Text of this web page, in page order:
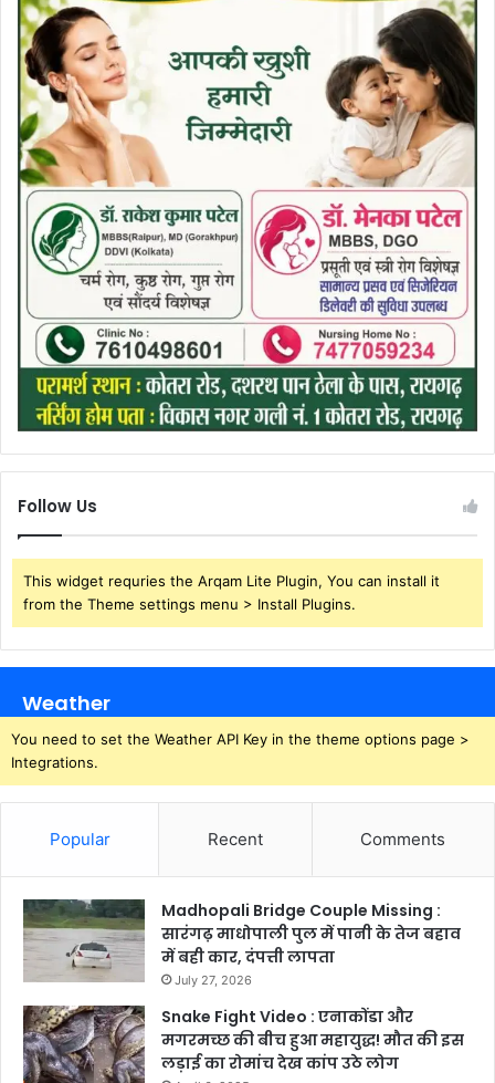
Follow Us
This widget requries the Arqam Lite Plugin, You can install it
from the Theme settings menu > Install Plugins.
Weather
You need to set the Weather API Key in the theme options page >
Integrations.
Popular Recent Comments
Madhopali Bridge Couple Missing :
सारंगढ़ माधोपाली पुल में पानी के तेज बहाव
में बही कार, दंपत्ती लापता
July 27, 2026
Snake Fight Video : एनाकोंडा और
मगरमच्छ की बीच हुआ महायुद्ध! मौत की इस
लड़ाई का रोमांच देख कांप उठे लोग